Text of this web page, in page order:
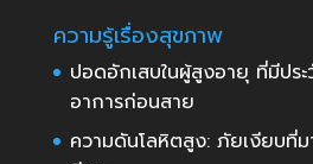
ความรู้เรื่องสุขภาพ
ปอดอักเสบในผู้สูงอายุ ที่มีปร
อาการก่อนสาย
ความดันโลหิตสูง: ภัยเงียบที่